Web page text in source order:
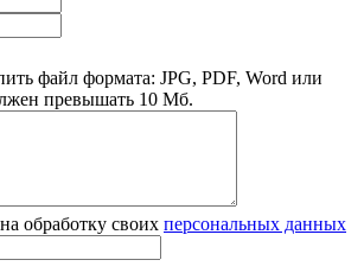
файл формата: JPG, PDF, Word или
превышать 10 Мб.
обработку своих персональных данных